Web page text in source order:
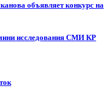
объявляет конкурс на
исследования СМИ КР